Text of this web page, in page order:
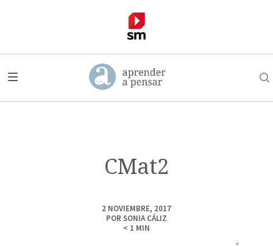
CMat2
2 NOVIEMBRE, 2017
POR SONIA CÁLIZ
< 1 MIN